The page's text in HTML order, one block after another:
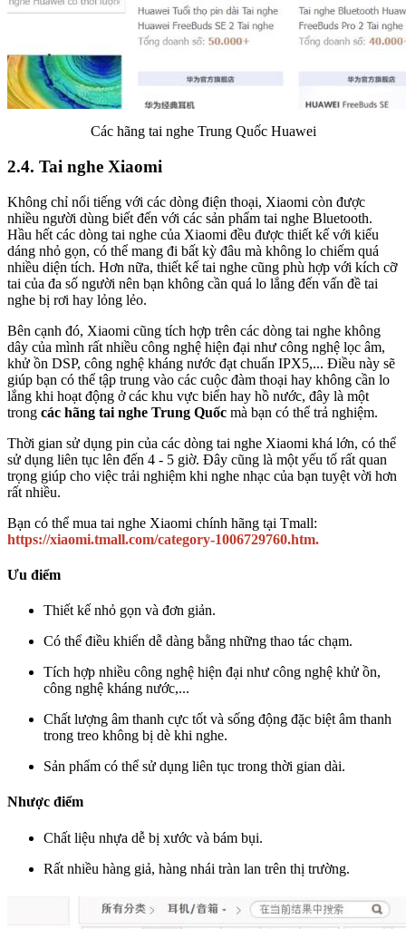
Các hãng tai nghe Trung Quốc Huawei
2.4. Tai nghe Xiaomi
Không chỉ nổi tiếng với các dòng điện thoại, Xiaomi còn được
nhiều người dùng biết đến với các sản phẩm tai nghe Bluetooth.
Hầu hết các dòng tai nghe của Xiaomi đều được thiết kế với kiểu
dáng nhỏ gọn, có thể mang đi bất kỳ đâu mà không lo chiếm quá
nhiều diện tích. Hơn nữa, thiết kế tai nghe cũng phù hợp với kích cỡ
tai của đa số người nên bạn không cần quá lo lắng đến vấn đề tai
nghe bị rơi hay lỏng lẻo.
Bên cạnh đó, Xiaomi cũng tích hợp trên các dòng tai nghe không
dây của mình rất nhiều công nghệ hiện đại như công nghệ lọc âm,
khử ồn DSP, công nghệ kháng nước đạt chuẩn IPX5,... Điều này sẽ
giúp bạn có thể tập trung vào các cuộc đàm thoại hay không cần lo
lắng khi hoạt động ở các khu vực biển hay hồ nước, đây là một
trong các hãng tai nghe Trung Quốc mà bạn có thể trả nghiệm.
Thời gian sử dụng pin của các dòng tai nghe Xiaomi khá lớn, có thể
sử dụng liên tục lên đến 4 - 5 giờ. Đây cũng là một yếu tố rất quan
trọng giúp cho việc trải nghiệm khi nghe nhạc của bạn tuyệt vời hơn
rất nhiều.
Bạn có thể mua tai nghe Xiaomi chính hãng tại Tmall:
https://xiaomi.tmall.com/category-1006729760.htm.
Ưu điểm
Thiết kế nhỏ gọn và đơn giản.
Có thể điều khiển dễ dàng bằng những thao tác chạm.
Tích hợp nhiều công nghệ hiện đại như công nghệ khử ồn,
công nghệ kháng nước,...
Chất lượng âm thanh cực tốt và sống động đặc biệt âm thanh
trong treo không bị dè khi nghe.
Sản phẩm có thể sử dụng liên tục trong thời gian dài.
Nhược điểm
Chất liệu nhựa dễ bị xước và bám bụi.
Rất nhiều hàng giả, hàng nhái tràn lan trên thị trường.